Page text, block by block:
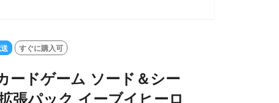
すぐに購入可
ードゲーム ソード＆シー
張パック イーブイヒーロ